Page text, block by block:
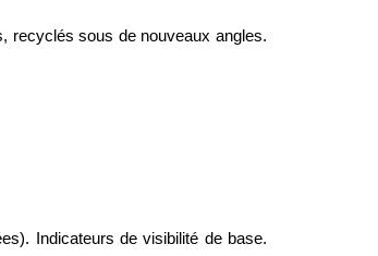
recyclés sous de nouveaux angles.
Indicateurs de visibilité de base.